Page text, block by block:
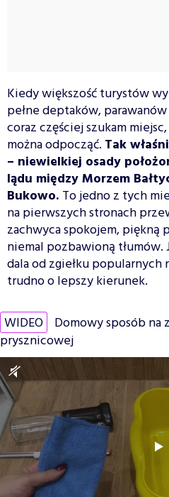
Kiedy większość turystów
pełne deptaków,
coraz częściej szukam
można odpocząć. Tak
– niewielkiej osady
lądu między Morzem
Bukowo. To jedno z tych
na pierwszych stronach
zachwyca spokojem, piękną
niemal pozbawioną tłumów.
dala od zgiełku
trudno o lepszy kierunek.
WIDEO Domowy sposób na
prysznicowej